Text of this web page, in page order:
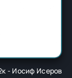
- Иосиф